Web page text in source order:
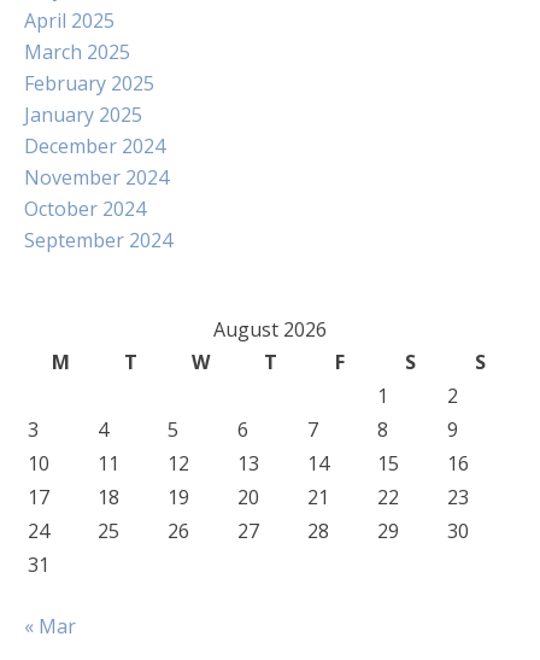
April 2025
March 2025
February 2025
January 2025
December 2024
November 2024
October 2024
September 2024
August 2026
M
T W T F S
S
1
2
3
4 5 6 7 8
9
10
11 12 13 14 15
16
17
18 19 20 21 22
23
24
25 26 27 28 29
30
31
« Mar